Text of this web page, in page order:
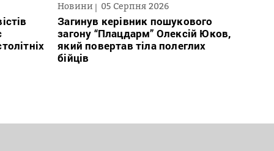
Новини 05 Серпня 2026
Загинув керівник пошукового
загону “Плацдарм” Олексій Юков,
який повертав тіла полеглих
бійців